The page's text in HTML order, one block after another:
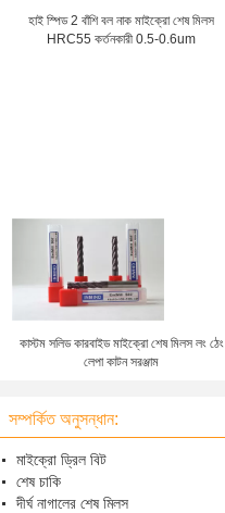
হাই স্পিড 2 বাঁশি বল নাক মাইক্রো শেষ মিলস
HRC55 কর্তনকারী 0.5-0.6um
কাস্টম সলিড কারবাইড মাইক্রো শেষ মিলস লং ঠেং
লেপা কাটন সরঞ্জাম
সম্পর্কিত অনুসন্ধান:
মাইক্রো ড্রিল বিট
শেষ চাকি
দীর্ঘ নাগালের শেষ মিলস